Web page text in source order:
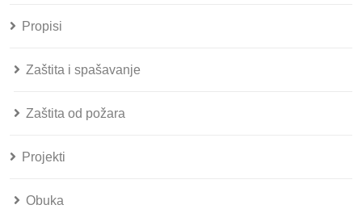
Propisi
Zaštita i spašavanje
Zaštita od požara
Projekti
Obuka